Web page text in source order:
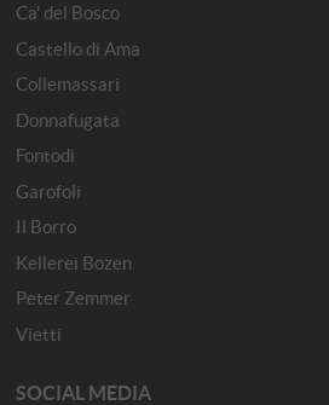
Ca' del Bosco
Castello di Ama
Collemassari
Donnafugata
Fontodi
Garofoli
Il Borro
Kellerei Bozen
Peter Zemmer
Vietti
SOCIAL MEDIA